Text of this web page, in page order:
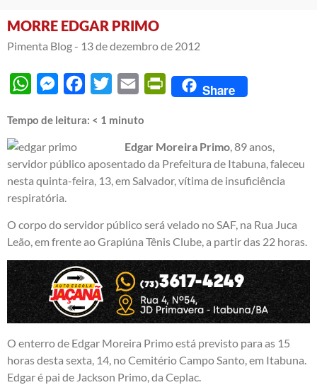
MORRE EDGAR PRIMO
Pimenta Blog - 13 de dezembro de 2012
WhatsAppMessengerFacebook
Twitter Email PrintFriendly
Share
Tempo de leitura: < 1 minuto
Edgar Moreira Primo , 89 anos,
servidor público aposentado da Prefeitura de Itabuna, faleceu
nesta quinta-feira, 13, em Salvador, vítima de insuficiência
respiratória.
O corpo do servidor público será velado no SAF, na Rua Juca
Leão, em frente ao Grapiúna Tênis Clube, a partir das 22 horas.
O enterro de Edgar Moreira Primo está previsto para as 15
horas desta sexta, 14, no Cemitério Campo Santo, em Itabuna.
Edgar é pai de Jackson Primo, da Ceplac.